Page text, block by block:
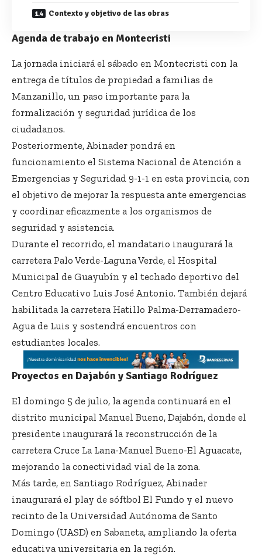
Contexto y objetivo de las obras
Agenda de trabajo en Montecristi
La jornada iniciará el sábado en Montecristi con la
entrega de títulos de propiedad a familias de
Manzanillo, un paso importante para la
formalización y seguridad jurídica de los
ciudadanos.
Posteriormente, Abinader pondrá en
funcionamiento el Sistema Nacional de Atención a
Emergencias y Seguridad 9-1-1 en esta provincia, con
el objetivo de mejorar la respuesta ante emergencias
y coordinar eficazmente a los organismos de
seguridad y asistencia.
Durante el recorrido, el mandatario inaugurará la
carretera Palo Verde-Laguna Verde, el Hospital
Municipal de Guayubín y el techado deportivo del
Centro Educativo Luis José Antonio. También dejará
habilitada la carretera Hatillo Palma-Derramadero-
Agua de Luis y sostendrá encuentros con
estudiantes locales.
Proyectos en Dajabón y Santiago Rodríguez
El domingo 5 de julio, la agenda continuará en el
distrito municipal Manuel Bueno, Dajabón, donde el
presidente inaugurará la reconstrucción de la
carretera Cruce La Lana-Manuel Bueno-El Aguacate,
mejorando la conectividad vial de la zona.
Más tarde, en Santiago Rodríguez, Abinader
inaugurará el play de sóftbol El Fundo y el nuevo
recinto de la Universidad Autónoma de Santo
Domingo (UASD) en Sabaneta, ampliando la oferta
educativa universitaria en la región.